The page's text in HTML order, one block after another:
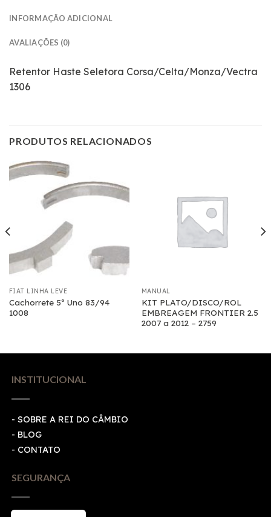
INFORMAÇÃO ADICIONAL
AVALIAÇÕES (0)
Retentor Haste Seletora Corsa/Celta/Monza/Vectra
1306
PRODUTOS RELACIONADOS
FIAT LINHA LEVE
Cachorrete 5º Uno 83/94
1008
MANUAL
KIT PLATO/DISCO/ROL
EMBREAGEM FRONTIER 2.5
2007 a 2012 – 2759
INSTITUCIONAL
- SOBRE A REI DO CÂMBIO
- BLOG
- CONTATO
SEGURANÇA